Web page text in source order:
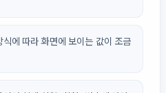
에 따라 화면에 보이는 값이 조금